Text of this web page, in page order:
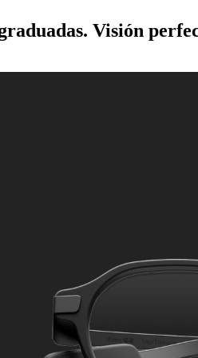
Visión